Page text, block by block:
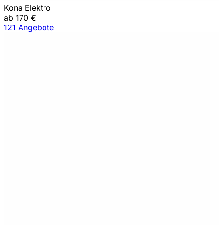
Kona Elektro
ab 170 €
121 Angebote